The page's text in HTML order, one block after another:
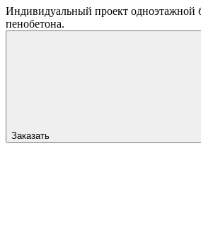
Индивидуальный проект одноэтажной
пенобетона.
Заказать